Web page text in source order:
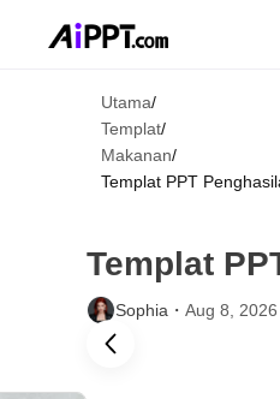
Utama/
Templat/
Makanan/
Templat PPT
Templat
Sophia・ Aug 8, 2026